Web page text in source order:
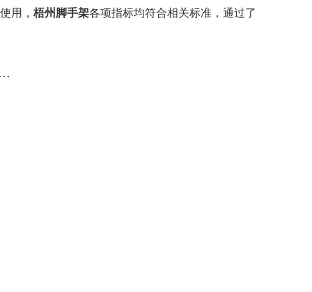
用， 梧州脚手架各项指标均符合相关标准，通过了